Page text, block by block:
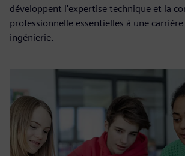
développent l'expertise technique et la
professionnelle essentielles à une carrière
ingénierie.